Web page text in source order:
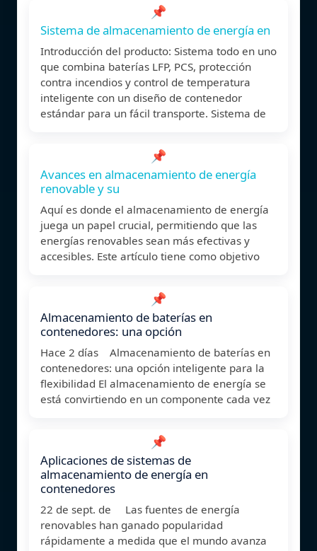
📌
Sistema de almacenamiento de energía en
Introducción del producto: Sistema todo en uno
que combina baterías LFP, PCS, protección
contra incendios y control de temperatura
inteligente con un diseño de contenedor
estándar para un fácil transporte. Sistema de
📌
Avances en almacenamiento de energía
renovable y su
Aquí es donde el almacenamiento de energía
juega un papel crucial, permitiendo que las
energías renovables sean más efectivas y
accesibles. Este artículo tiene como objetivo
📌
Almacenamiento de baterías en
contenedores: una opción
Hace 2 días Almacenamiento de baterías en
contenedores: una opción inteligente para la
flexibilidad El almacenamiento de energía se
está convirtiendo en un componente cada vez
📌
Aplicaciones de sistemas de
almacenamiento de energía en
contenedores
22 de sept. de Las fuentes de energía
renovables han ganado popularidad
rápidamente a medida que el mundo avanza